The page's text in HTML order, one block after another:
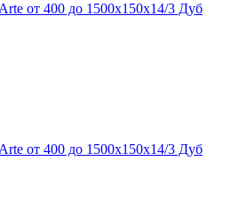
от 400 до 1500х150х14/3 Дуб
от 400 до 1500х150х14/3 Дуб